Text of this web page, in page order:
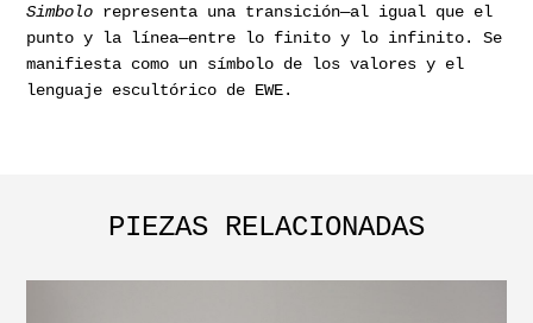
Simbolo representa una transición—al igual que el
punto y la línea—entre lo finito y lo infinito. Se
manifiesta como un símbolo de los valores y el
lenguaje escultórico de EWE.
PIEZAS RELACIONADAS